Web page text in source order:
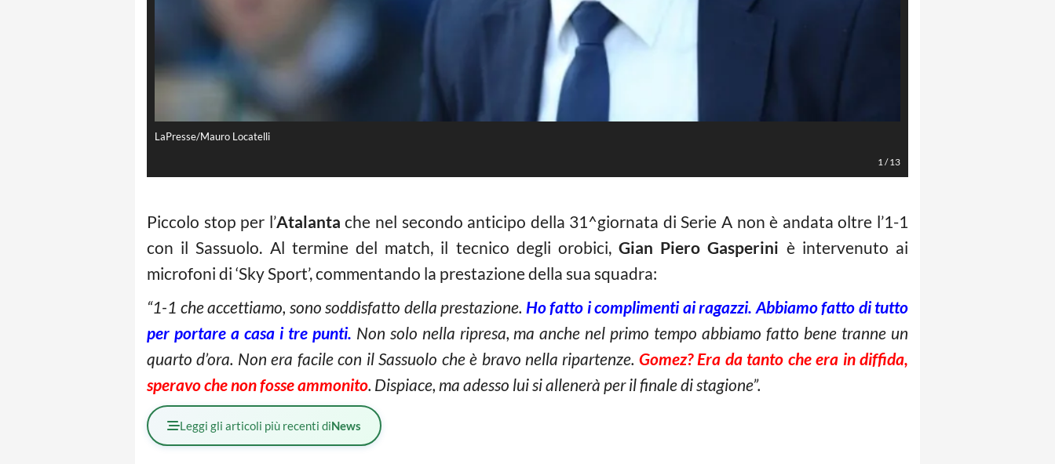
LaPresse/Mauro Locatelli
1/13
Piccolo stop per l’Atalanta che nel secondo anticipo della 31^giornata di Serie A non è andata oltre l’1-1
con il Sassuolo. Al termine del match, il tecnico degli orobici,Gian Piero Gasperini è intervenuto ai
microfoni di ‘Sky Sport’, commentando la prestazione della sua squadra:
“1-1 che accettiamo, sono soddisfatto della prestazione. Ho fatto i complimenti ai ragazzi. Abbiamo fatto di tutto
per portare a casa i tre punti. Non solo nella ripresa, ma anche nel primo tempo abbiamo fatto bene tranne un
quarto d’ora. Non era facile con il Sassuolo che è bravo nella ripartenze. Gomez? Era da tanto che era in diffida,
speravo che non fosse ammonito. Dispiace, ma adesso lui si allenerà per il finale di stagione”.
Leggi gli articoli più recenti diNews